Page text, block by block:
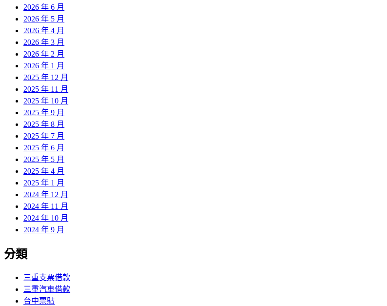
2026 年 6 月
2026 年 5 月
2026 年 4 月
2026 年 3 月
2026 年 2 月
2026 年 1 月
2025 年 12 月
2025 年 11 月
2025 年 10 月
2025 年 9 月
2025 年 8 月
2025 年 7 月
2025 年 6 月
2025 年 5 月
2025 年 4 月
2025 年 1 月
2024 年 12 月
2024 年 11 月
2024 年 10 月
2024 年 9 月
分類
三重支票借款
三重汽車借款
台中票貼